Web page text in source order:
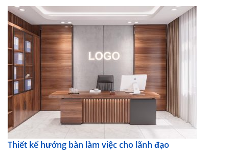
Thiết kế hướng bàn làm việc cho lãnh đạo